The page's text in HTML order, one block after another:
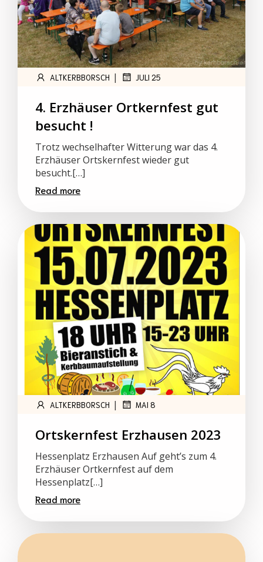
ALTKERBBORSCH | JULI 25
4. Erzhäuser Ortkernfest gut
besucht !
Trotz wechselhafter Witterung war das 4.
Erzhäuser Ortskernfest wieder gut
besucht.[…]
Read more
ALTKERBBORSCH | MAI 8
Ortskernfest Erzhausen 2023
Hessenplatz Erzhausen Auf geht’s zum 4.
Erzhäuser Ortkernfest auf dem
Hessenplatz[…]
Read more